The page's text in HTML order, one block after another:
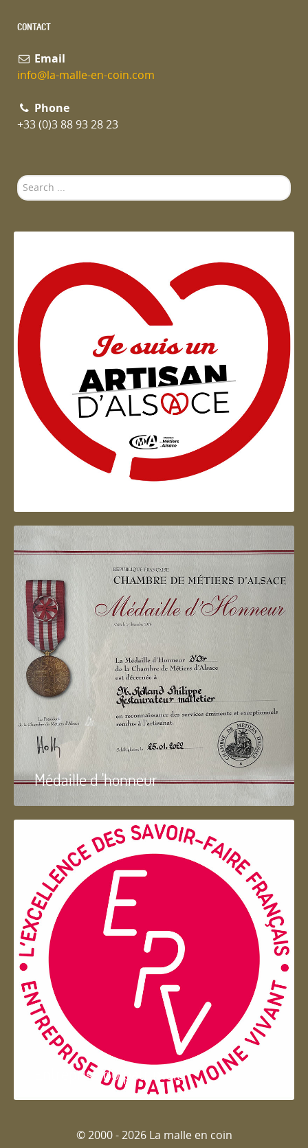
CONTACT
Email
info@la-malle-en-coin.com
Phone
+33 (0)3 88 93 28 23
Search
...
Artisan d'Alsace
Médaille d 'honneur
Entreprise du patrimoie
© 2000 - 2026 La malle en coin